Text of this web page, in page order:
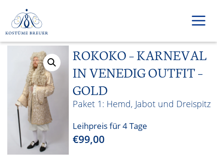
Inhalt
springen
Menu
ROKOKO – KARNEVAL
IN VENEDIG OUTFIT –
GOLD
Hemd, Jabot und Dreispitz
Leihpreis für 4 Tage
€99,00